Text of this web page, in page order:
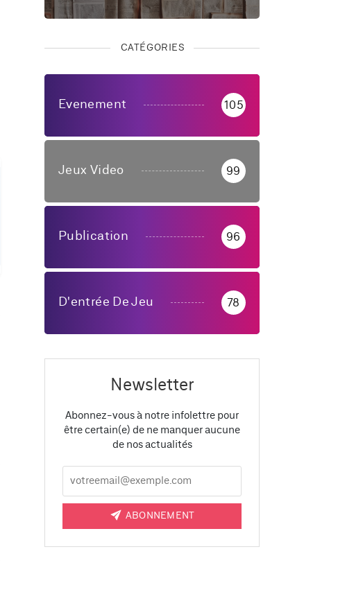
CATÉGORIES
Evenement 105
Jeux Video 99
Publication 96
D'entrée De Jeu 78
Newsletter
Abonnez-vous à notre infolettre pour
être certain(e) de ne manquer aucune
de nos actualités
ABONNEMENT